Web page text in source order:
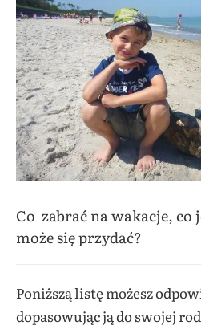
Co zabrać na wakacje, co
może się przydać?
Poniższą listę możesz
dopasowując ją do swojej